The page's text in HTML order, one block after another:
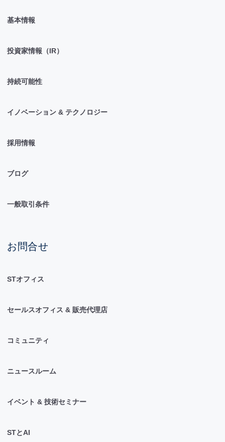
基本情報
投資家情報（IR）
持続可能性
イノベーション & テクノロジー
採用情報
ブログ
一般取引条件
お問合せ
STオフィス
セールスオフィス & 販売代理店
コミュニティ
ニュースルーム
イベント & 技術セミナー
STとAI